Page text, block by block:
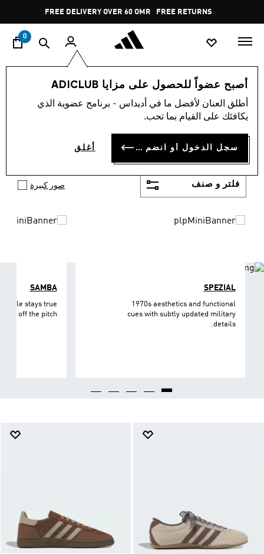
Pause
promotion
rotation
FREE RETURNS
0
أصبح عضواً للحصول على مزايا ADICLUB
أطلق العنان لأفضل ما في أديداس - برنامج عضوية الذي
يكافئك على القيام بما تحب.
سجل الدخول أو انضم الآن أغلق
اسلوب حياة العلامات التجارية أوريجينالز
حذاء اديداس اورجينال (1210)
أديداس مناسبة للجميع وللعديد من الرياضات. موجود
بالعديد من التصميمات العصرية والثورية مع لمسة أديداس
الكلاسيكية. لن تحتار مع أديداس بشأن حذائك الرياضي بعد
الآن.
أظهر المزيد
فلتر و صنف صور كبيرة
SPEZIAL
1970s aesthetics and functional
cues with subtly updated military
details.
SAMBA
style stays true
and off the pitch.